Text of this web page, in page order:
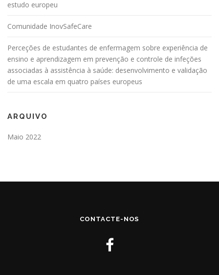
estudo europeu
Comunidade InovSafeCare
Perceções de estudantes de enfermagem sobre experiência de
ensino e aprendizagem em prevenção e controle de infeções
associadas à assistência à saúde: desenvolvimento e validação
de uma escala em quatro países europeus
ARQUIVO
Maio 2022
CONTACTE-NOS